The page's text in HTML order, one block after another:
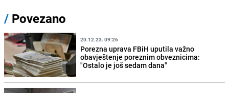
/ Povezano
20.12.23. 09:26
Porezna uprava FBiH uputila važno
obavještenje poreznim obveznicima:
"Ostalo je još sedam dana"